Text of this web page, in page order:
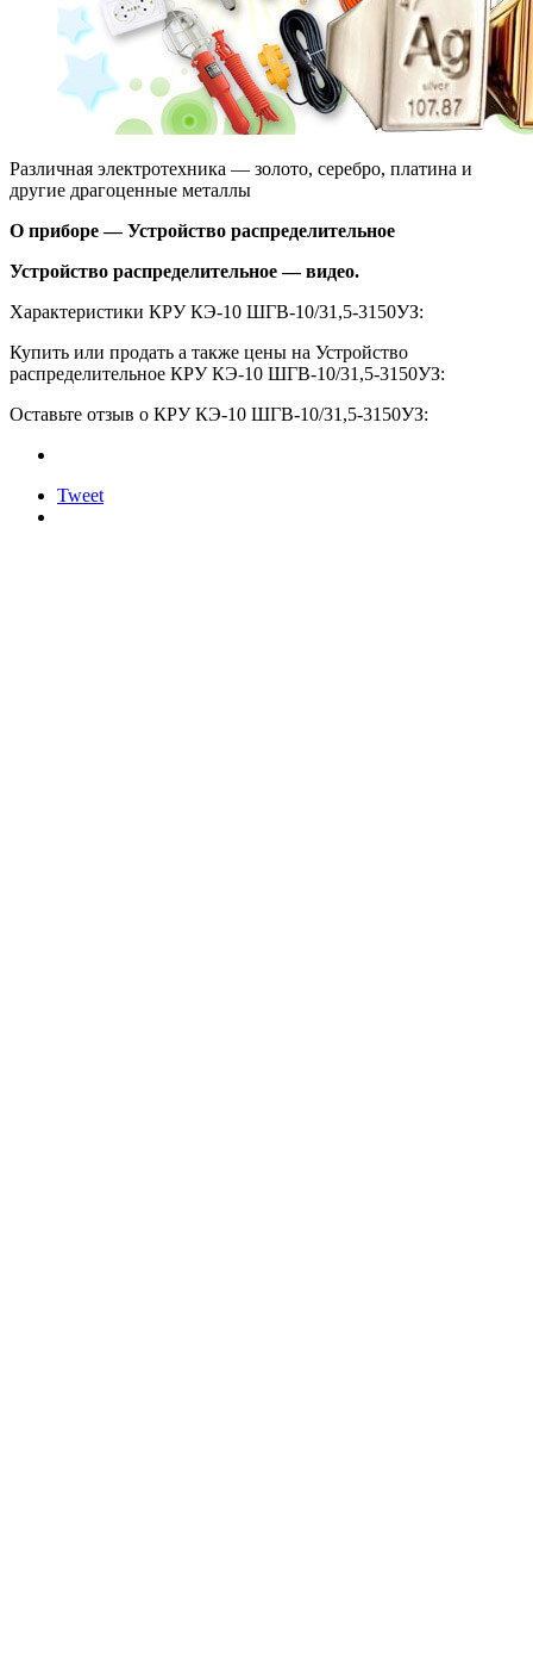
Различная электротехника — золото, серебро, платина и
другие драгоценные металлы
О приборе — Устройство распределительное
Устройство распределительное — видео.
Характеристики КРУ КЭ-10 ШГВ-10/31,5-3150УЗ:
Купить или продать а также цены на Устройство
распределительное КРУ КЭ-10 ШГВ-10/31,5-3150УЗ:
Оставьте отзыв о КРУ КЭ-10 ШГВ-10/31,5-3150УЗ:
Tweet